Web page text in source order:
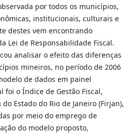
por todos os municípios,
institucionais, culturais e
destes vem encontrando
Lei de Responsabilidade Fiscal.
analisar o efeito das diferenças
mineiros, no período de 2006
de dados em painel
foi o Índice de Gestão Fiscal,
Estado do Rio de Janeiro (Firjan),
por meio do emprego de
do modelo proposto,